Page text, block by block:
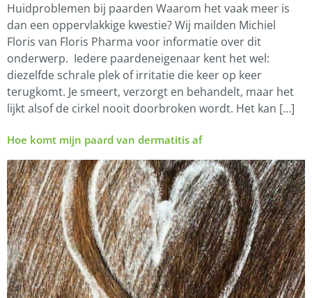
Huidproblemen bij paarden Waarom het vaak meer is
dan een oppervlakkige kwestie? Wij mailden Michiel
Floris van Floris Pharma voor informatie over dit
onderwerp. Iedere paardeneigenaar kent het wel:
diezelfde schrale plek of irritatie die keer op keer
terugkomt. Je smeert, verzorgt en behandelt, maar het
lijkt alsof de cirkel nooit doorbroken wordt. Het kan […]
Hoe komt mijn paard van dermatitis af